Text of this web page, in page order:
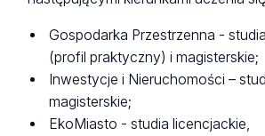
Gospodarka Przestrzenna -
(profil praktyczny) i magisterskie;
Inwestycje i Nieruchomości –
magisterskie;
EkoMiasto - studia licencjackie,